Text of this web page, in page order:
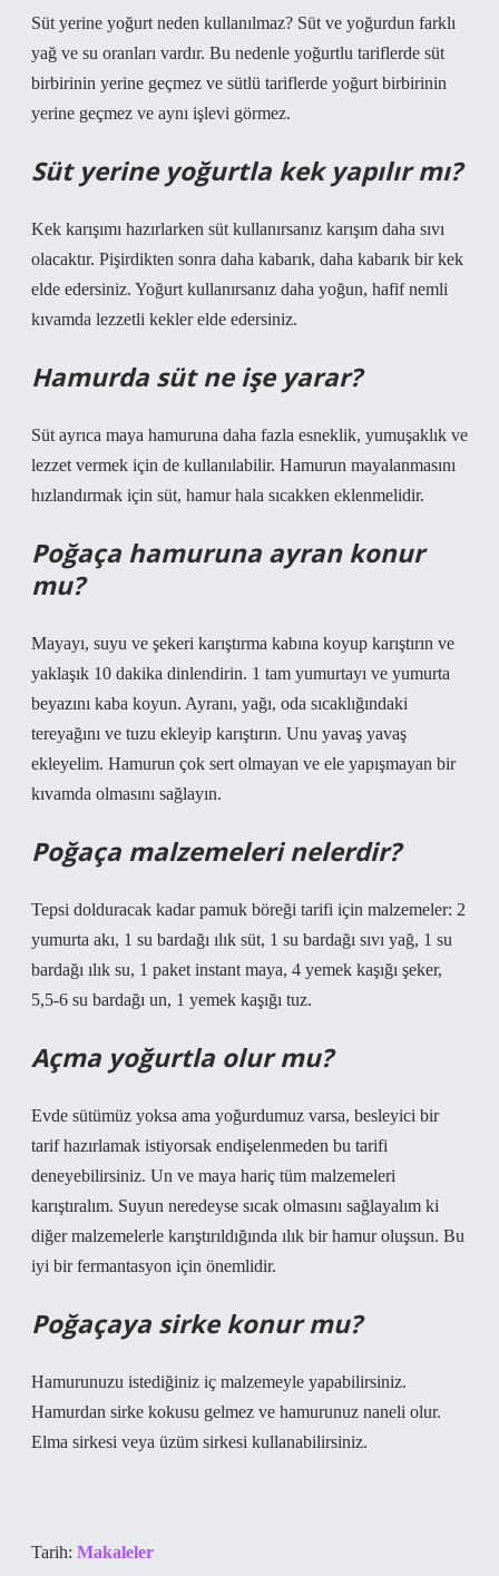
Süt yerine yoğurt neden kullanılmaz? Süt ve yoğurdun farklı
yağ ve su oranları vardır. Bu nedenle yoğurtlu tariflerde süt
birbirinin yerine geçmez ve sütlü tariflerde yoğurt birbirinin
yerine geçmez ve aynı işlevi görmez.
Süt yerine yoğurtla kek yapılır mı?
Kek karışımı hazırlarken süt kullanırsanız karışım daha sıvı
olacaktır. Pişirdikten sonra daha kabarık, daha kabarık bir kek
elde edersiniz. Yoğurt kullanırsanız daha yoğun, hafif nemli
kıvamda lezzetli kekler elde edersiniz.
Hamurda süt ne işe yarar?
Süt ayrıca maya hamuruna daha fazla esneklik, yumuşaklık ve
lezzet vermek için de kullanılabilir. Hamurun mayalanmasını
hızlandırmak için süt, hamur hala sıcakken eklenmelidir.
Poğaça hamuruna ayran konur
mu?
Mayayı, suyu ve şekeri karıştırma kabına koyup karıştırın ve
yaklaşık 10 dakika dinlendirin. 1 tam yumurtayı ve yumurta
beyazını kaba koyun. Ayranı, yağı, oda sıcaklığındaki
tereyağını ve tuzu ekleyip karıştırın. Unu yavaş yavaş
ekleyelim. Hamurun çok sert olmayan ve ele yapışmayan bir
kıvamda olmasını sağlayın.
Poğaça malzemeleri nelerdir?
Tepsi dolduracak kadar pamuk böreği tarifi için malzemeler: 2
yumurta akı, 1 su bardağı ılık süt, 1 su bardağı sıvı yağ, 1 su
bardağı ılık su, 1 paket instant maya, 4 yemek kaşığı şeker,
5,5-6 su bardağı un, 1 yemek kaşığı tuz.
Açma yoğurtla olur mu?
Evde sütümüz yoksa ama yoğurdumuz varsa, besleyici bir
tarif hazırlamak istiyorsak endişelenmeden bu tarifi
deneyebilirsiniz. Un ve maya hariç tüm malzemeleri
karıştıralım. Suyun neredeyse sıcak olmasını sağlayalım ki
diğer malzemelerle karıştırıldığında ılık bir hamur oluşsun. Bu
iyi bir fermantasyon için önemlidir.
Poğaçaya sirke konur mu?
Hamurunuzu istediğiniz iç malzemeyle yapabilirsiniz.
Hamurdan sirke kokusu gelmez ve hamurunuz naneli olur.
Elma sirkesi veya üzüm sirkesi kullanabilirsiniz.
Tarih: Makaleler